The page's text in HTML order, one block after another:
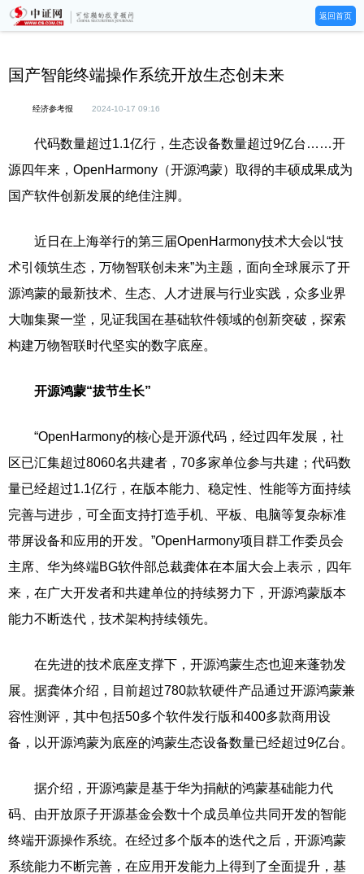
返回首页
国产智能终端操作系统开放生态创未来
经济参考报 2024-10-17 09:16
代码数量超过1.1亿行，生态设备数量超过9亿台……开
源四年来，OpenHarmony（开源鸿蒙）取得的丰硕成果成为
国产软件创新发展的绝佳注脚。
近日在上海举行的第三届OpenHarmony技术大会以“技
术引领筑生态，万物智联创未来”为主题，面向全球展示了开
源鸿蒙的最新技术、生态、人才进展与行业实践，众多业界
大咖集聚一堂，见证我国在基础软件领域的创新突破，探索
构建万物智联时代坚实的数字底座。
开源鸿蒙“拔节生长”
“OpenHarmony的核心是开源代码，经过四年发展，社
区已汇集超过8060名共建者，70多家单位参与共建；代码数
量已经超过1.1亿行，在版本能力、稳定性、性能等方面持续
完善与进步，可全面支持打造手机、平板、电脑等复杂标准
带屏设备和应用的开发。”OpenHarmony项目群工作委员会
主席、华为终端BG软件部总裁龚体在本届大会上表示，四年
来，在广大开发者和共建单位的持续努力下，开源鸿蒙版本
能力不断迭代，技术架构持续领先。
在先进的技术底座支撑下，开源鸿蒙生态也迎来蓬勃发
展。据龚体介绍，目前超过780款软硬件产品通过开源鸿蒙兼
容性测评，其中包括50多个软件发行版和400多款商用设
备，以开源鸿蒙为底座的鸿蒙生态设备数量已经超过9亿台。
据介绍，开源鸿蒙是基于华为捐献的鸿蒙基础能力代
码、由开放原子开源基金会数十个成员单位共同开发的智能
终端开源操作系统。在经过多个版本的迭代之后，开源鸿蒙
系统能力不断完善，在应用开发能力上得到了全面提升，基